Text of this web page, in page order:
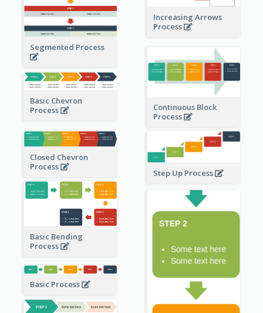
Segmented Process
Increasing Arrows
Process
Continuous Block
Process
Basic Chevron
Process
Closed Chevron
Process
Step Up Process
Basic Bending
Process
Basic Process